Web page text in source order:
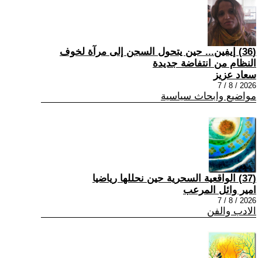
(36) إيفين... حين يتحول السجن إلى مرآة لخوف
النظام من انتفاضة جديدة
سعاد عزيز
2026 / 8 / 7
مواضيع وابحاث سياسية
(37) الواقعية السحرية حين نحللها رياضيا
امير وائل المرعب
2026 / 8 / 7
الادب والفن